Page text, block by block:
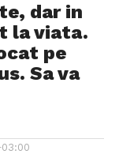
dar in
la viata.
pe
Sa va